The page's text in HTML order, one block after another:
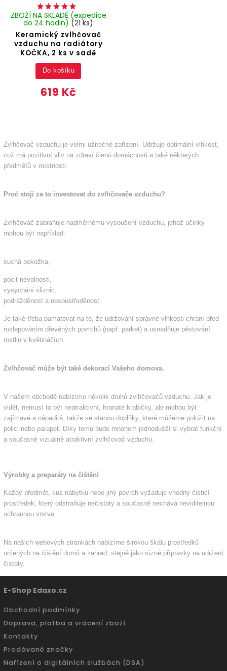
Keramický zvlhčovač
vzduchu na radiátory
KOČKA, 2 ks v sadě
ZBOŽÍ NA SKLADĚ (expedice
do 24 hodin) (21 ks)
619 Kč
Do košíku
Zvlhčovač vzduchu je velmi užitečné zařízení. Udržuje optimální vlhkost,
což má pozitivní vliv na zdraví členů domácnosti a také některých
předmětů v místnosti.
Proč stojí za to investovat do zvlhčovače vzduchu?
Zvlhčovač zabraňuje nadměrnému vysoušení vzduchu, jehož účinky
mohou být například:
suchá pokožka,
pocit nevolnosti,
vysychání sliznic,
podrážděnost a nesoustředěnost.
Je také třeba pamatovat na to, že udržování správné vlhkosti chrání před
rozlepováním dřevěných povrchů (např. parket) a usnadňuje pěstování
rostlin v květináčích.
Zvlhčovač může být také dekorací Vašeho domova.
V našem obchodě nabízíme několik druhů zvlhčovačů vzduchu. Jak je
vidět, nemusí to být neatraktivní, hranaté krabičky, ale mohou být
zajímavé a nápadité, takže se stanou doplňky, které můžeme položit na
polici nebo parapet. Díky tomu bude mnohem jednodušší si vybrat funkční
a současně vizuálně atraktivní zvlhčovač vzduchu.
Výrobky a preparáty na čištění
Každý předmět, kus nábytku nebo jiný povrch vyžaduje vhodný čisticí
prostředek, který odstraňuje nečistoty a současně nechává neviditelnou
ochrannou vrstvu.
Na našich webových stránkách nabízíme širokou škálu prostředků
určených na čištění domů a zahrad, stejně jako různé přípravky na udržení
čistoty.
E-Shop Edaxo.cz
Obchodní podmínky
Doprava, platba a vrácení zboží
Kontakty
Prodávané značky
Nařízení o digitálních službách (DSA)